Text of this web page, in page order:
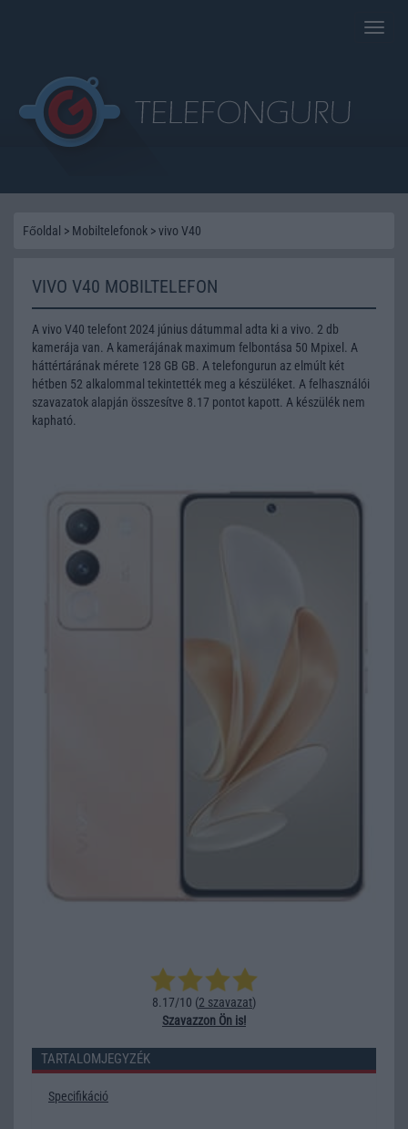
Toggle
Főoldal > Mobiltelefonok >vivo V40
VIVO V40 MOBILTELEFON
A vivo V40 telefont 2024 június dátummal adta ki a vivo. 2 db
kamerája van. A kamerájának maximum felbontása 50 Mpixel. A
háttértárának mérete 128 GB GB. A telefongurun az elmúlt két
hétben 52 alkalommal tekintették meg a készüléket. A felhasználói
szavazatok alapján összesítve 8.17 pontot kapott. A készülék nem
kapható.
8.17/10 (2 szavazat)
Szavazzon Ön is!
TARTALOMJEGYZÉK
Specifikáció